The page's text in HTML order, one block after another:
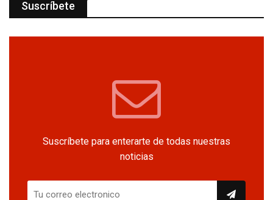
Suscríbete
Suscríbete para enterarte de todas nuestras
noticias